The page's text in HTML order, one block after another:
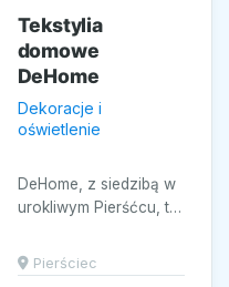
Tekstylia
domowe
DeHome
Dekoracje i
oświetlenie
DeHome, z siedzibą w
urokliwym Pierśćcu, to
się tradycja z
nowoczesnym
Pierściec